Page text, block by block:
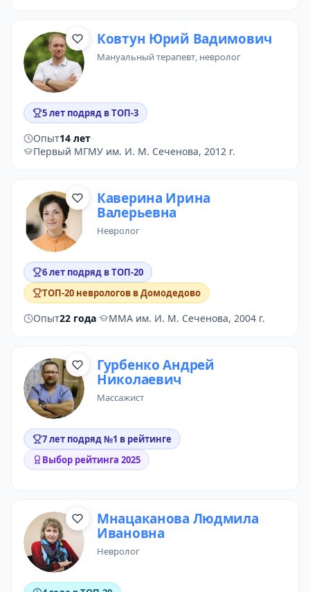
Ковтун Юрий Вадимович
мануальный терапевт, невролог
5 лет подряд в ТОП-3
Опыт14 лет·
Первый МГМУ им. И. М. Сеченова, 2012 г.
Каверина Ирина
Валерьевна
невролог
6 лет подряд в ТОП-20
ТОП-20 неврологов в Домодедово
Опыт22 года· ММА им. И. М. Сеченова, 2004 г.
Гурбенко Андрей
Николаевич
массажист
7 лет подряд №1 в рейтинге
Выбор рейтинга 2025
Мнацаканова Людмила
Ивановна
невролог